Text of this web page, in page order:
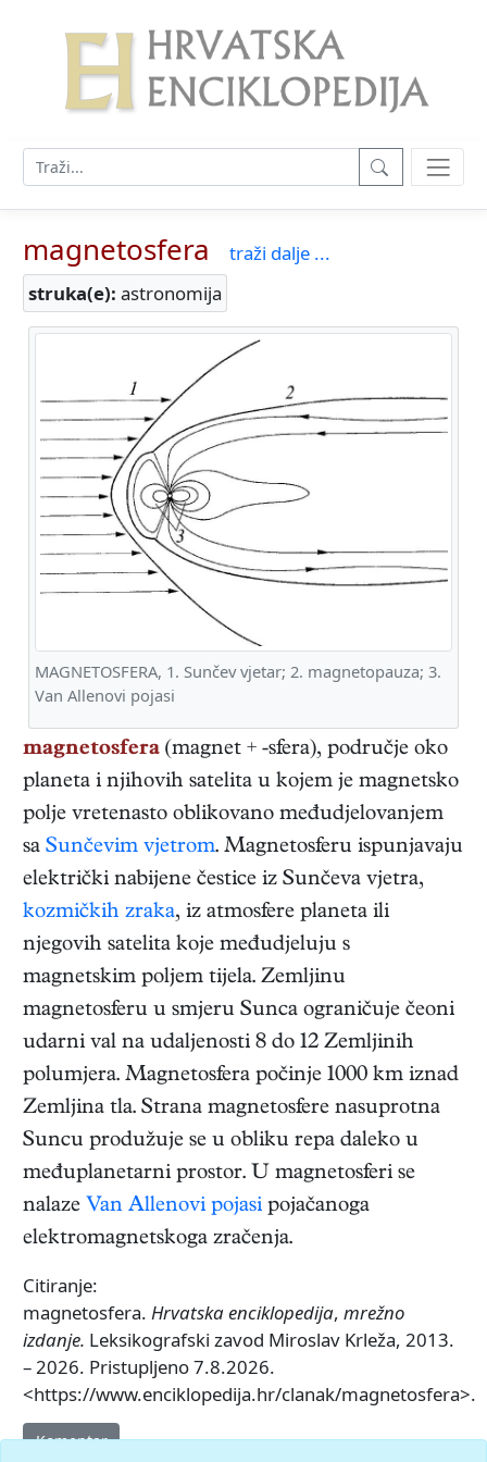
magnetosfera
traži dalje ...
struka(e): astronomija
MAGNETOSFERA, 1. Sunčev vjetar; 2. magnetopauza; 3.
Van Allenovi pojasi
magnetosfera (magnet + -sfera), područje oko
planeta i njihovih satelita u kojem je magnetsko
polje vretenasto oblikovano međudjelovanjem
sa Sunčevim vjetrom. Magnetosferu ispunjavaju
električki nabijene čestice iz Sunčeva vjetra,
kozmičkih zraka, iz atmosfere planeta ili
njegovih satelita koje međudjeluju s
magnetskim poljem tijela. Zemljinu
magnetosferu u smjeru Sunca ograničuje čeoni
udarni val na udaljenosti 8 do 12 Zemljinih
polumjera. Magnetosfera počinje 1000 km iznad
Zemljina tla. Strana magnetosfere nasuprotna
Suncu produžuje se u obliku repa daleko u
međuplanetarni prostor. U magnetosferi se
nalaze Van Allenovi pojasi pojačanoga
elektromagnetskoga zračenja.
Citiranje:
magnetosfera. Hrvatska enciklopedija, mrežno
izdanje. Leksikografski zavod Miroslav Krleža, 2013.
– 2026. Pristupljeno 7.8.2026.
<https://www.enciklopedija.hr/clanak/magnetosfera>.
Komentar